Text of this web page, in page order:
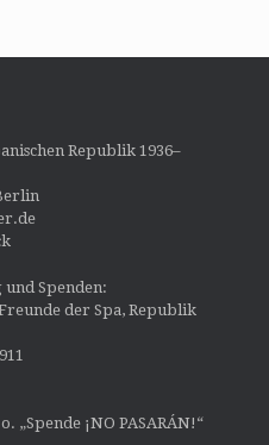
Republik 1936–
Spenden:
der Spa, Republik
„Spende ¡NO PASARÁN!“